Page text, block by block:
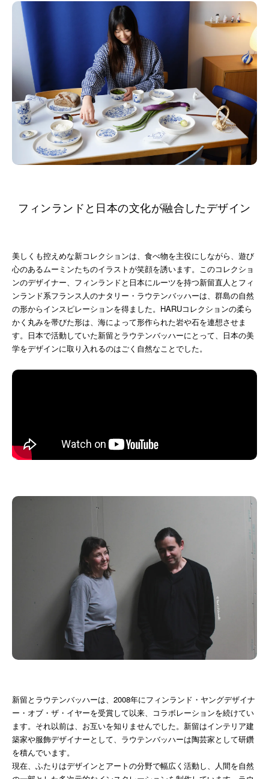
フィンランドと日本の文化が融合したデザイン
美しくも控えめな新コレクションは、食べ物を主役にしながら、遊び
心のあるムーミンたちのイラストが笑顔を誘います。このコレクショ
ンのデザイナー、フィンランドと日本にルーツを持つ新留直人とフィ
ンランド系フランス人のナタリー・ラウテンバッハーは、群島の自然
の形からインスピレーションを得ました。HARUコレクションの柔ら
かく丸みを帯びた形は、海によって形作られた岩や石を連想させま
す。日本で活動していた新留とラウテンバッハーにとって、日本の美
学をデザインに取り入れるのはごく自然なことでした。
新留とラウテンバッハーは、2008年にフィンランド・ヤングデザイナ
ー・オブ・ザ・イヤーを受賞して以来、コラボレーションを続けてい
ます。それ以前は、お互いを知りませんでした。新留はインテリア建
築家や服飾デザイナーとして、ラウテンバッハーは陶芸家として研鑽
を積んでいます。
現在、ふたりはデザインとアートの分野で幅広く活動し、人間を自然